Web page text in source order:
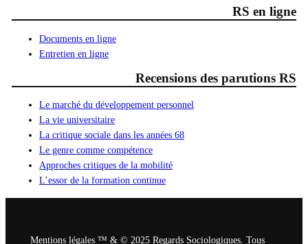
RS en ligne
Documents en ligne
Entretien en ligne
Recensions des parutions RS
Le marché du développement personnel
La vie universitaire
La critique sociale dans les années 68
Le genre comme compétence
Approches critiques de la mobilité
L’essor de la formation continue
Mentions légales ™ & © 2025 Regards Sociologiques. Tous